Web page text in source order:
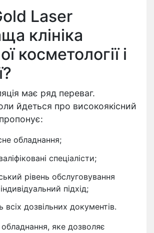
Laser
клініка
косметології і
має ряд переваг.
йдеться про високоякісний
обладнання;
спеціалісти;
рівень обслуговування
індивідуальний підхід;
всіх дозвільних документів.
яке дозволяє